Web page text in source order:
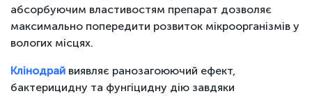
абсорбуючим властивостям препарат дозволяє
максимально попередити розвиток мікроорганізмів у
вологих місцях.
Клінодрай виявляє ранозагоюючий ефект,
бактерицидну та фунгіцидну дію завдяки